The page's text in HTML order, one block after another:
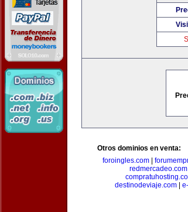
Otros dominios en venta:
foroingles.com|
redmercadeo.com|
destinodeviaje.com